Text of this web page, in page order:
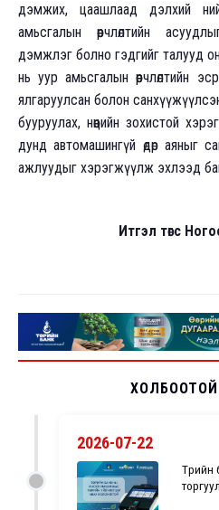
дэмжих, цаашлаад дэлхий
амьсгалын өөрчлөлтийн
дэмжлэг болно гэдгийг талууд
нь уур амьсгалын өөрчлөлтийн
ялгаруулсан болон
бууруулах, нөөцийн зохистой
дунд автомашингүй өдөр аяныг
ажлуудыг хэрэгжүүлж эхлээд
Итгэл төгс
2026-07-22